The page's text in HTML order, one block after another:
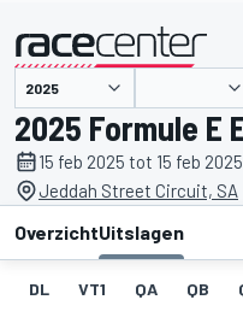
gepresenteerd door
2025 Formule E
15 feb 2025 tot 15 feb 2025
Jeddah Street Circuit, SA
OverzichtUitslagen
DL VT1 QA QB